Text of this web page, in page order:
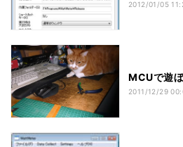
2012/01/05
MCUで遊
2011/12/29